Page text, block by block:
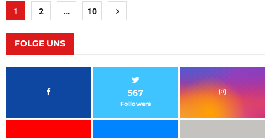
Seitennummerierung
der
Beiträge
1 2 … 10
FOLGE UNS
567
Followers